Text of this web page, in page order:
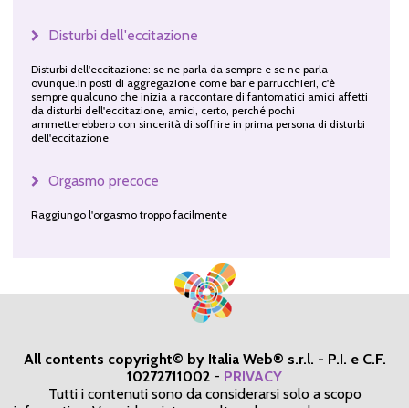
Disturbi dell'eccitazione
Disturbi dell'eccitazione: se ne parla da sempre e se ne parla
ovunque.In posti di aggregazione come bar e parrucchieri, c'è
sempre qualcuno che inizia a raccontare di fantomatici amici affetti
da disturbi dell'eccitazione, amici, certo, perché pochi
ammetterebbero con sincerità di soffrire in prima persona di disturbi
dell'eccitazione
Orgasmo precoce
Raggiungo l'orgasmo troppo facilmente
All contents copyright© by Italia Web® s.r.l. - P.I. e C.F.
10272711002 - PRIVACY
Tutti i contenuti sono da considerarsi solo a scopo